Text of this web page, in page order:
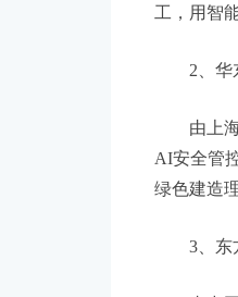
工，用智
2、华东
由上海
AI安全管
绿色建造
3、东方